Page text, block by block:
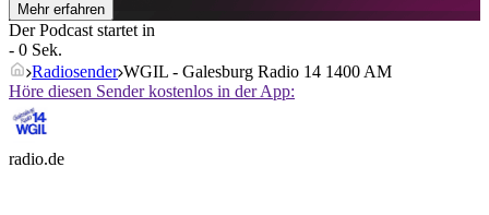
Mehr erfahren
Der Podcast startet in
- 0 Sek.
Radiosender WGIL - Galesburg Radio 14 1400 AM
Höre diesen Sender kostenlos in der App:
radio.de